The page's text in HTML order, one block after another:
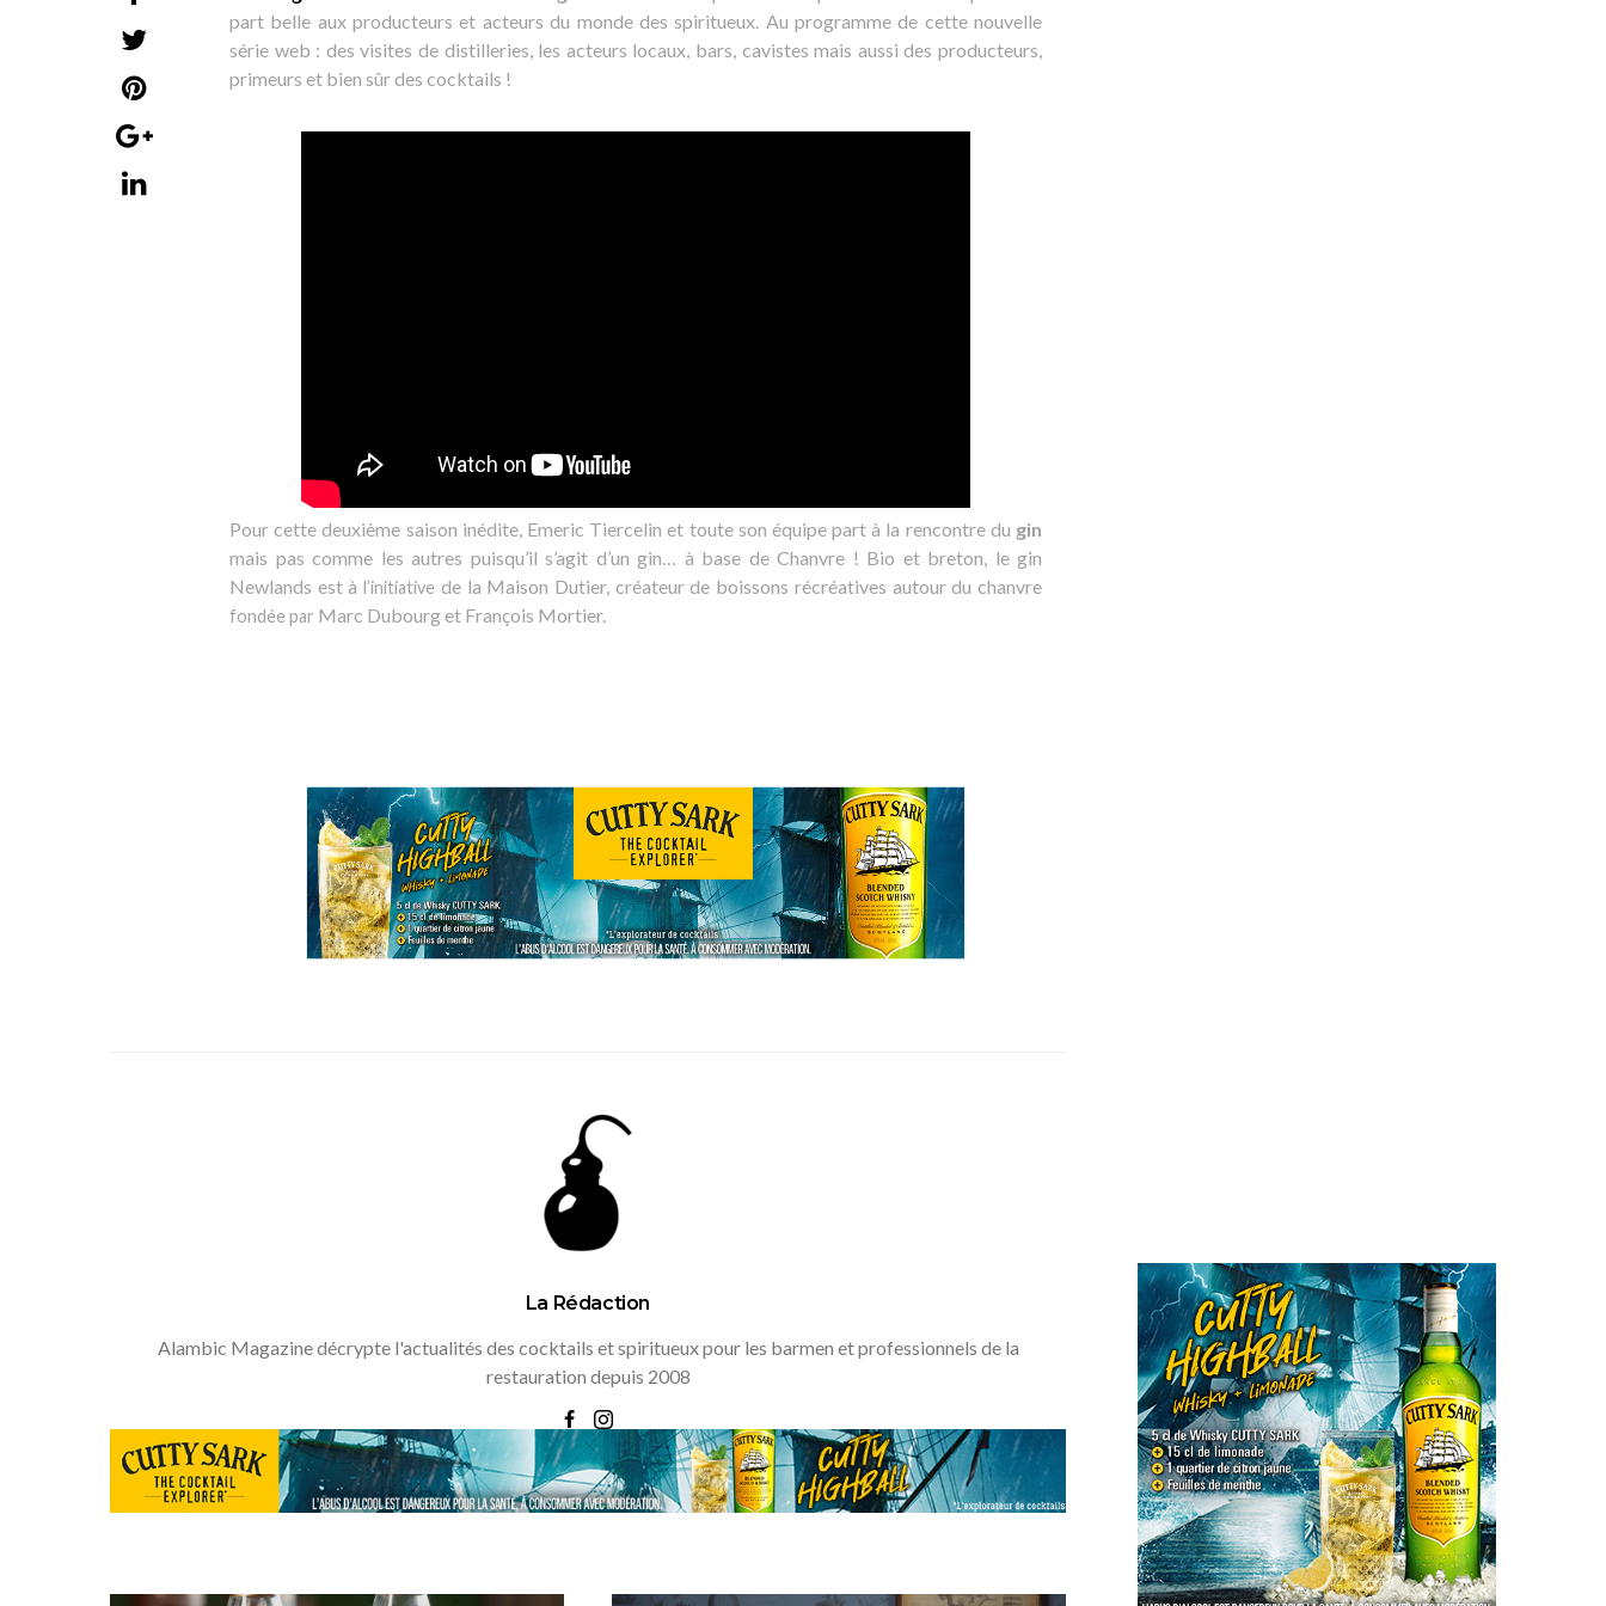
part belle aux producteurs et acteurs du monde des spiritueux. Au programme de cette nouvelle
série web : des visites de distilleries, les acteurs locaux, bars, cavistes mais aussi des producteurs,
primeurs et bien sûr des cocktails !
Pour cette deuxième saison inédite, Emeric Tiercelin et toute son équipe part à la rencontre du gin
mais pas comme les autres puisqu’il s’agit d’un gin… à base de Chanvre ! Bio et breton, le gin
Newlands est àl’initiative de la Maison Dutier, créateur de boissons récréatives autour du chanvre
fondée par Marc Dubourg et François Mortier.
La Rédaction
Alambic Magazine décrypte l'actualités des cocktails et spiritueux pour les barmen et professionnels de la
restauration depuis 2008